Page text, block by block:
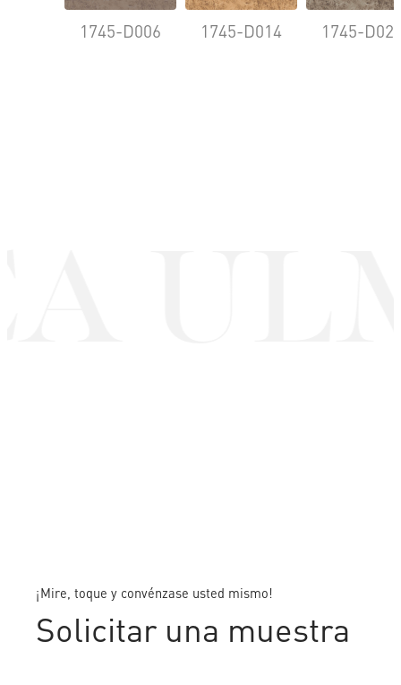
1745-D006 1745-D014 1745-
¡Mire, toque y convénzase usted mismo!
Solicitar una muestra